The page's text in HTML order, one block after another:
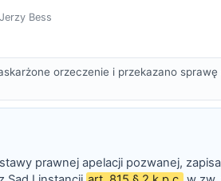
Jerzy Bess
orzeczenie i przekazano
prawnej apelacji pozwanej,